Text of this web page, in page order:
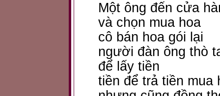
Một ông đến cửa
và chọn mua hoa
cô bán hoa gói lại
người đàn ông thò
để lấy tiền
tiền để trả tiền mua